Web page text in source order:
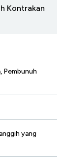
Kontrakan
Pembunuh
yang